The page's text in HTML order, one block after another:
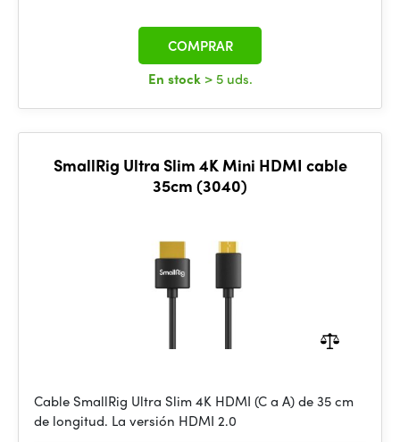
En stock > 5 uds.
COMPRAR
SmallRig Ultra Slim 4K Mini HDMI cable
35cm (3040)
Cable SmallRig Ultra Slim 4K HDMI (C a A) de 35 cm
de longitud. La versión HDMI 2.0